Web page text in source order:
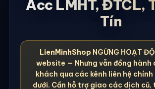
Acc LMHT, ĐTCL,
Tín
LienMinhShop NGỪNG HOẠT
website — Nhưng vẫn đồng hành
khách qua các kênh liên hệ
dưới. Cần hỗ trợ giao các dịch cũ,